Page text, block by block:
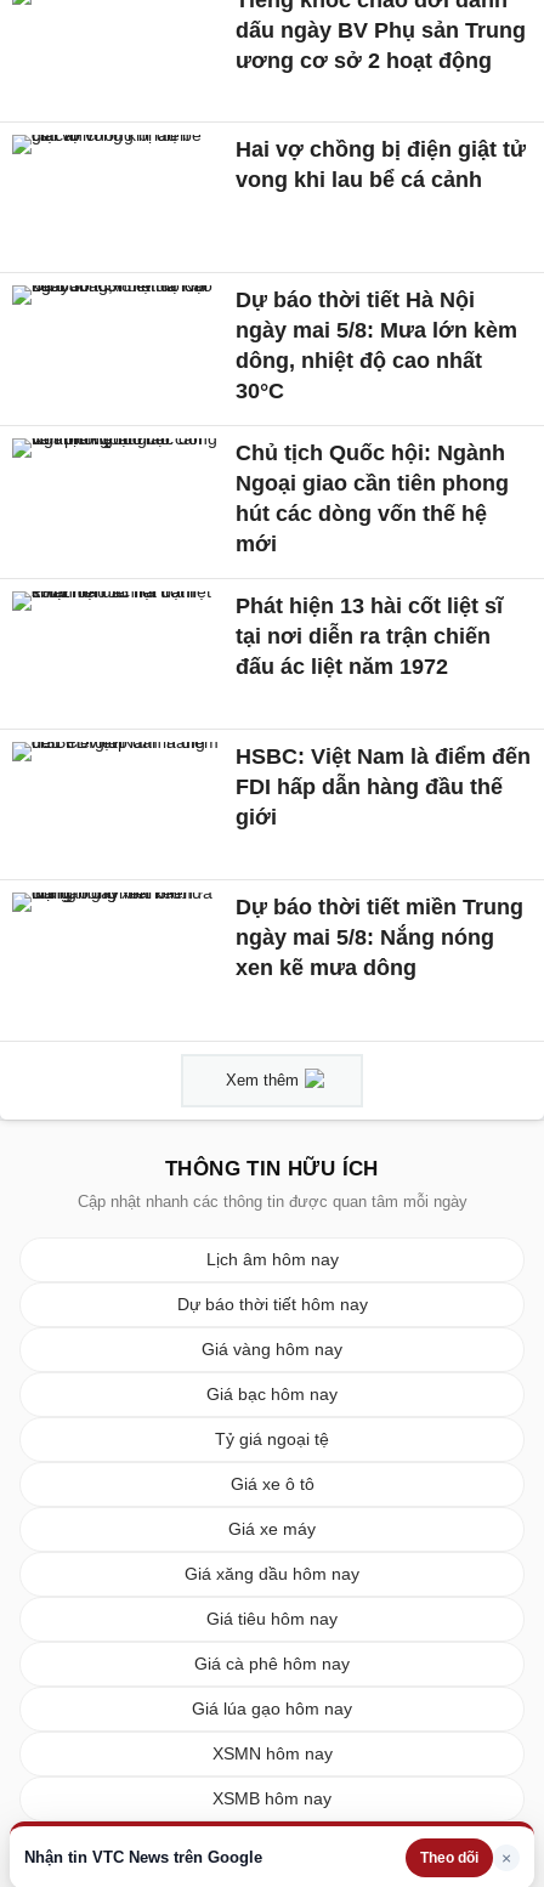
Nhận tin VTC News trên Google Theo dõi ×
dấu ngày BV Phụ sản Trung
ương cơ sở 2 hoạt động
Hai vợ chồng bị điện giật tử
vong khi lau bể cá cảnh
Dự báo thời tiết Hà Nội
ngày mai 5/8: Mưa lớn kèm
dông, nhiệt độ cao nhất
30°C
Chủ tịch Quốc hội: Ngành
Ngoại giao cần tiên phong
hút các dòng vốn thế hệ
mới
Phát hiện 13 hài cốt liệt sĩ
tại nơi diễn ra trận chiến
đấu ác liệt năm 1972
HSBC: Việt Nam là điểm đến
FDI hấp dẫn hàng đầu thế
giới
Dự báo thời tiết miền Trung
ngày mai 5/8: Nắng nóng
xen kẽ mưa dông
Xem thêm
THÔNG TIN HỮU ÍCH
Cập nhật nhanh các thông tin được quan tâm mỗi ngày
Lịch âm hôm nay
Dự báo thời tiết hôm nay
Giá vàng hôm nay
Giá bạc hôm nay
Tỷ giá ngoại tệ
Giá xe ô tô
Giá xe máy
Giá xăng dầu hôm nay
Giá tiêu hôm nay
Giá cà phê hôm nay
Giá lúa gạo hôm nay
XSMN hôm nay
XSMB hôm nay